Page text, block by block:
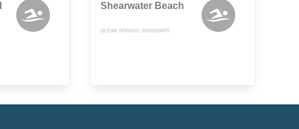
Shearwater Beach
OCEAN SPRINGS, MISSISSIPPI